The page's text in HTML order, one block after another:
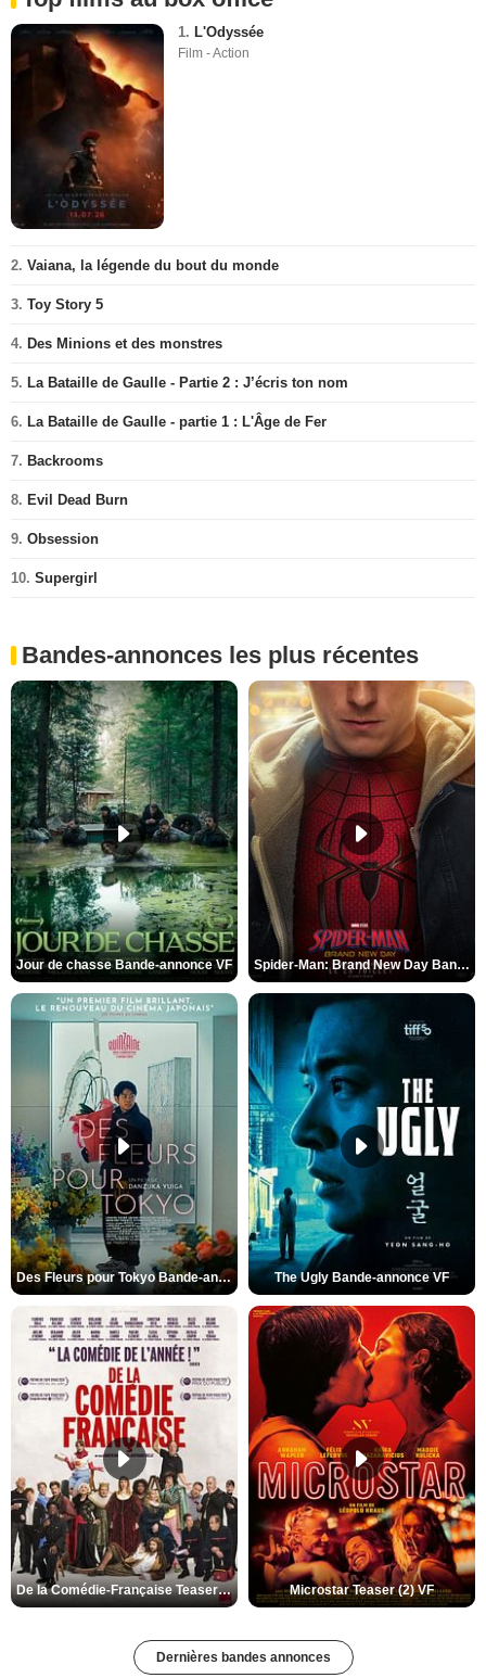
1. L'Odyssée
Film - Action
2. Vaiana, la légende du bout du monde
3. Toy Story 5
4. Des Minions et des monstres
5. La Bataille de Gaulle - Partie 2 : J’écris ton nom
6. La Bataille de Gaulle - partie 1 : L'Âge de Fer
7. Backrooms
8. Evil Dead Burn
9. Obsession
10. Supergirl
Bandes-annonces les plus récentes
Jour de chasse Bande-annonce VF Spider-Man: Brand New Day Bande-annonce (3) VO STFR
Des Fleurs pour Tokyo Bande-annonce VO STFR The Ugly Bande-annonce VF
De la Comédie-Française Teaser (3) VF Microstar Teaser (2) VF
Dernières bandes annonces